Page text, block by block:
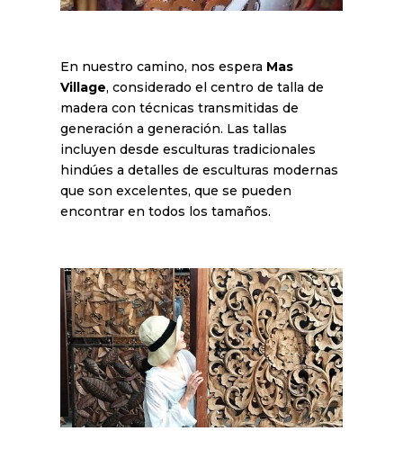
En nuestro camino, nos espera Mas
Village, considerado el centro de talla de
madera con técnicas transmitidas de
generación a generación. Las tallas
incluyen desde esculturas tradicionales
hindúes a detalles de esculturas modernas
que son excelentes, que se pueden
encontrar en todos los tamaños.